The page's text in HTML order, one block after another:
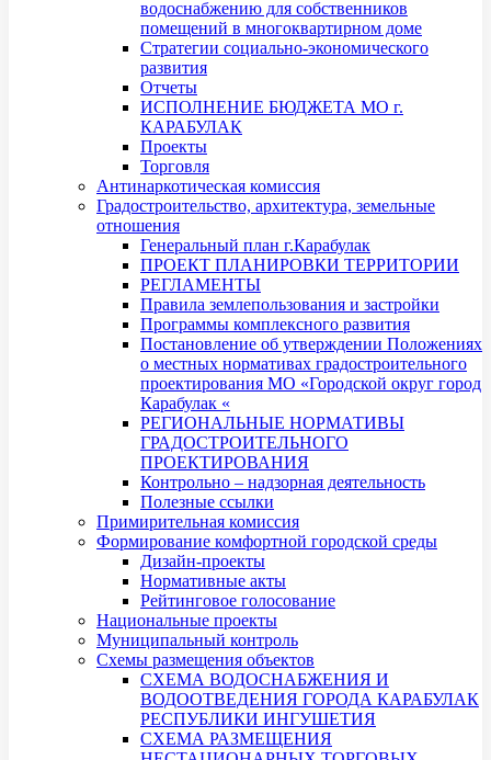
водоснабжению для собственников
помещений в многоквартирном доме
Стратегии социально-экономического
развития
Отчеты
ИСПОЛНЕНИЕ БЮДЖЕТА МО г.
КАРАБУЛАК
Проекты
Торговля
Антинаркотическая комиссия
Градостроительство, архитектура, земельные
отношения
Генеральный план г.Карабулак
ПРОЕКТ ПЛАНИРОВКИ ТЕРРИТОРИИ
РЕГЛАМЕНТЫ
Правила землепользования и застройки
Программы комплексного развития
Постановление об утверждении Положениях
о местных нормативах градостроительного
проектирования МО «Городской округ город
Карабулак «
РЕГИОНАЛЬНЫЕ НОРМАТИВЫ
ГРАДОСТРОИТЕЛЬНОГО
ПРОЕКТИРОВАНИЯ
Контрольно – надзорная деятельность
Полезные ссылки
Примирительная комиссия
Формирование комфортной городской среды
Дизайн-проекты
Нормативные акты
Рейтинговое голосование
Национальные проекты
Муниципальный контроль
Схемы размещения объектов
СХЕМА ВОДОСНАБЖЕНИЯ И
ВОДООТВЕДЕНИЯ ГОРОДА КАРАБУЛАК
РЕСПУБЛИКИ ИНГУШЕТИЯ
СХЕМА РАЗМЕЩЕНИЯ